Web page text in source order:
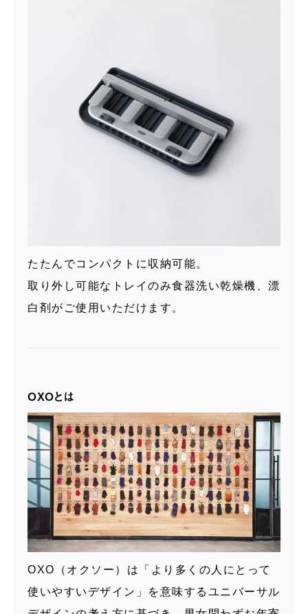
たたんでコンパクトに収納可能。
取り外し可能なトレイのみ食器洗い乾燥機、漂
白剤がご使用いただけます。
OXOとは
OXO（オクソー）は「より多くの人にとって
使いやすいデザイン」を意味するユニバーサル